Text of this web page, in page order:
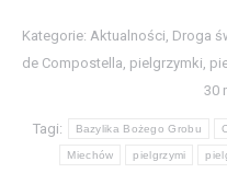
Kategorie: Aktualności, Droga
de Compostella, pielgrzymki,
30
Tagi: Bazylika Bożego Grobu
Miechów pielgrzymi